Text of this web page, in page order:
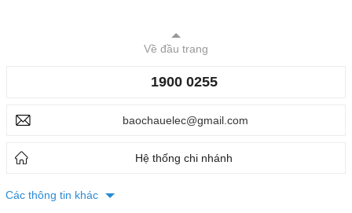
Về đầu trang
1900 0255
baochauelec@gmail.com
Hệ thống chi nhánh
Các thông tin khác